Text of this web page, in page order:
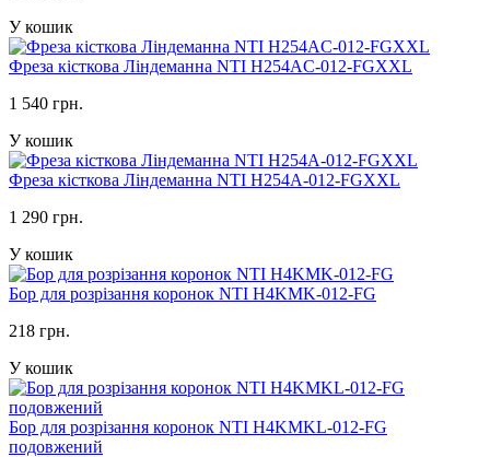
У кошик
Фреза кісткова Ліндеманна NTI H254AC-012-FGXXL
1 540 грн.
У кошик
Фреза кісткова Ліндеманна NTI H254A-012-FGXXL
1 290 грн.
У кошик
Бор для розрізання коронок NTI H4KMK-012-FG
218 грн.
У кошик
Бор для розрізання коронок NTI H4KMKL-012-FG
подовжений